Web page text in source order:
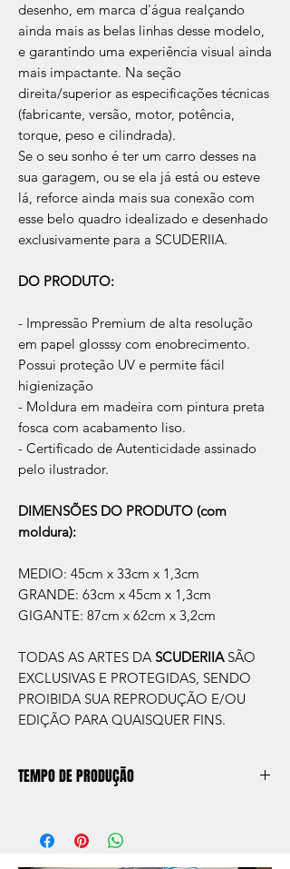
desenho, em marca d'água realçando
ainda mais as belas linhas desse modelo,
e garantindo uma experiência visual ainda
mais impactante. Na seção
direita/superior as especificações técnicas
(fabricante, versão, motor, potência,
torque, peso e cilindrada).
Se o seu sonho é ter um carro desses na
sua garagem, ou se ela já está ou esteve
lá, reforce ainda mais sua conexão com
esse belo quadro idealizado e desenhado
exclusivamente para a SCUDERIIA.
DO PRODUTO:
- Impressão Premium de alta resolução
em papel glosssy com enobrecimento.
Possui proteção UV e permite fácil
higienização
- Moldura em madeira com pintura preta
fosca com acabamento liso.
- Certificado de Autenticidade assinado
pelo ilustrador.
DIMENSÕES DO PRODUTO (com
moldura):
MEDIO: 45cm x 33cm x 1,3cm
GRANDE: 63cm x 45cm x 1,3cm
GIGANTE: 87cm x 62cm x 3,2cm
TODAS AS ARTES DA SCUDERIIA SÃO
EXCLUSIVAS E PROTEGIDAS, SENDO
PROIBIDA SUA REPRODUÇÃO E/OU
EDIÇÃO PARA QUAISQUER FINS.
TEMPO DE PRODUÇÃO
aprox. 5 dias úteis, após a confirmação de
compra.